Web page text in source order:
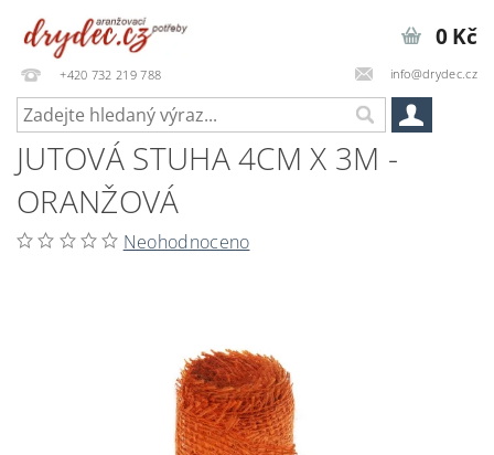
+420 732 219 788 info@drydec.cz
0 Kč
JUTOVÁ STUHA 4CM X 3M -
ORANŽOVÁ
Neohodnoceno